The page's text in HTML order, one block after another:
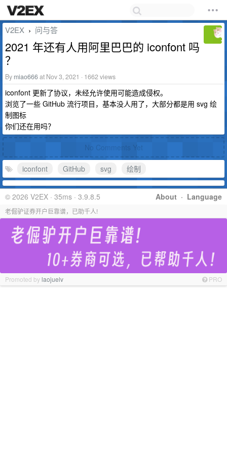
V2EX › 问与答
2021 年还有人用阿里巴巴的 iconfont 吗
？
By miao666at Nov 3, 2021 · 1662 views
iconfont 更新了协议，未经允许使用可能造成侵权。
浏览了一些 GitHub 流行项目，基本没人用了，大部分都是用 svg 绘
制图标
你们还在用吗？
No Comments Yet
iconfont GitHub svg 绘制
About · Language
© 2026 V2EX · 35ms · 3.9.8.5
老倔驴证券开户巨靠谱，已助千人!
Promoted bylaojuelv PRO